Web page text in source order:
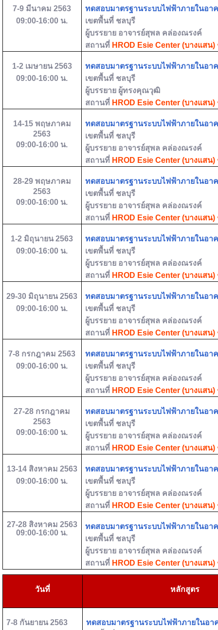
7-9 มีนาคม2563
09:00-16:00 น.
ทดสอบมาตรฐานระบบไฟฟ้าภายในอา
เขตพื้นที่ ชลบุรี
ผู้บรรยาย อาจารย์สุพล คล่องณรงค์
สถานที่ HROD Esie Center (บางแสน)
1-2 เมษายน 2563
09:00-16:00 น.
ทดสอบมาตรฐานระบบไฟฟ้าภายในอา
เขตพื้นที่ ชลบุรี
ผู้บรรยาย ผู้ทรงคุณวุฒิ
สถานที่ HROD Esie Center (บางแสน)
14-15 พฤษภาคม
2563
09:00-16:00 น.
ทดสอบมาตรฐานระบบไฟฟ้าภายในอา
เขตพื้นที่ ชลบุรี
ผู้บรรยาย อาจารย์สุพล คล่องณรงค์
สถานที่ HROD Esie Center (บางแสน)
28-29 พฤษภาคม
2563
09:00-16:00 น.
ทดสอบมาตรฐานระบบไฟฟ้าภายในอา
เขตพื้นที่ ชลบุรี
ผู้บรรยาย อาจารย์สุพล คล่องณรงค์
สถานที่ HROD Esie Center (บางแสน)
1-2 มิถุนายน2563
09:00-16:00 น.
ทดสอบมาตรฐานระบบไฟฟ้าภายในอา
เขตพื้นที่ ชลบุรี
ผู้บรรยาย อาจารย์สุพล คล่องณรงค์
สถานที่ HROD Esie Center (บางแสน)
29-30 มิถุนายน2563
09:00-16:00 น.
ทดสอบมาตรฐานระบบไฟฟ้าภายในอา
เขตพื้นที่ ชลบุรี
ผู้บรรยาย อาจารย์สุพล คล่องณรงค์
สถานที่ HROD Esie Center (บางแสน)
7-8 กรกฎาคม2563
09:00-16:00 น.
ทดสอบมาตรฐานระบบไฟฟ้าภายในอา
เขตพื้นที่ ชลบุรี
ผู้บรรยาย อาจารย์สุพล คล่องณรงค์
สถานที่ HROD Esie Center (บางแสน)
27-28 กรกฎาคม
2563
09:00-16:00 น.
ทดสอบมาตรฐานระบบไฟฟ้าภายในอา
เขตพื้นที่ ชลบุรี
ผู้บรรยาย อาจารย์สุพล คล่องณรงค์
สถานที่ HROD Esie Center (บางแสน)
13-14 สิงหาคม 2563
09:00-16:00 น.
ทดสอบมาตรฐานระบบไฟฟ้าภายในอา
เขตพื้นที่ ชลบุรี
ผู้บรรยาย อาจารย์สุพล คล่องณรงค์
สถานที่ HROD Esie Center (บางแสน)
27-28 สิงหาคม 2563
09:00-16:00 น.
ทดสอบมาตรฐานระบบไฟฟ้าภายในอา
เขตพื้นที่ ชลบุรี
ผู้บรรยาย อาจารย์สุพล คล่องณรงค์
สถานที่ HROD Esie Center (บางแสน)
วันที่ หลักสูตร
7-8 กันยายน 2563
ทดสอบมาตรฐานระบบไฟฟ้าภายในอา